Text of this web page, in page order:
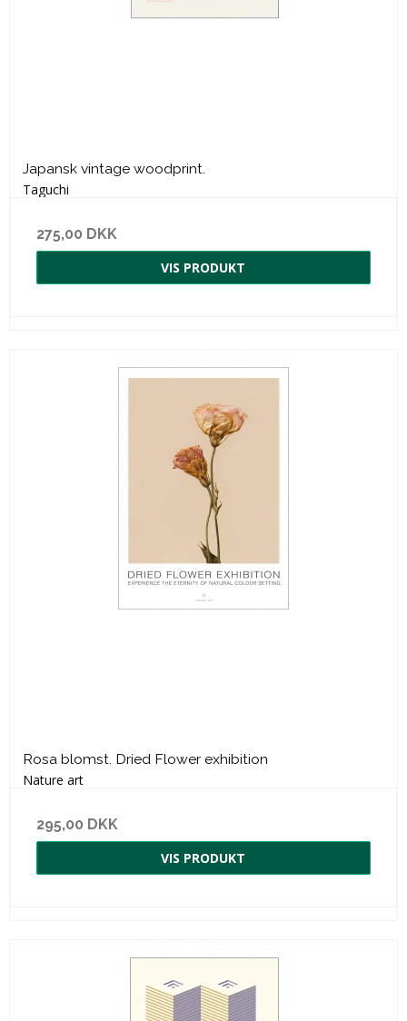
Japansk vintage woodprint.
Taguchi
275,00 DKK
VIS PRODUKT
Rosa blomst. Dried Flower exhibition
Nature art
295,00 DKK
VIS PRODUKT